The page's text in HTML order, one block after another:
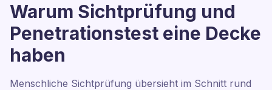
Warum Sichtprüfung und
Penetrationstest eine Decke
haben
Menschliche Sichtprüfung übersieht im Schnitt rund